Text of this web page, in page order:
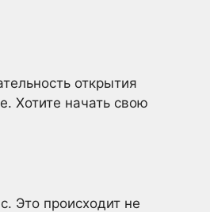
открытия
Хотите начать свою
Это происходит не